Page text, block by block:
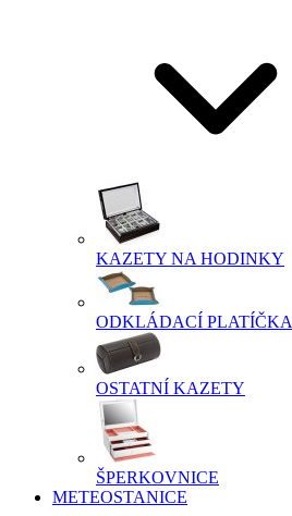
KAZETY NA HODINKY
ODKLÁDACÍ PLATÍČKA
OSTATNÍ KAZETY
ŠPERKOVNICE
METEOSTANICE